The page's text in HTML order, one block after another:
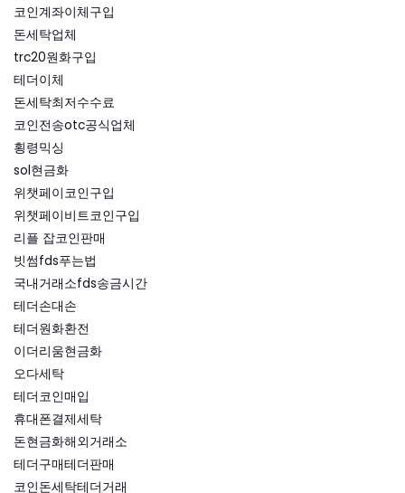
코인계좌이체구입
돈세탁업체
trc20원화구입
테더이체
돈세탁최저수수료
코인전송otc공식업체
횡령믹싱
sol현금화
위챗페이코인구입
위챗페이비트코인구입
리플 잡코인판매
빗썸fds푸는법
국내거래소fds송금시간
테더손대손
테더원화환전
이더리움현금화
오다세탁
테더코인매입
휴대폰결제세탁
돈현금화해외거래소
테더구매테더판매
코인돈세탁테더거래